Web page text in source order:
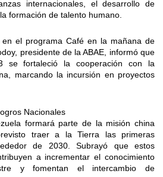
internacionales, el desarrollo de
formación de talento humano.
en el programa Café en la mañana de
presidente de la ABAE, informó que
se fortaleció la cooperación con la
marcando la incursión en proyectos
Nacionales
formará parte de la misión china
traer a la Tierra las primeras
de 2030. Subrayó que estos
a incrementar el conocimiento
y fomentan el intercambio de